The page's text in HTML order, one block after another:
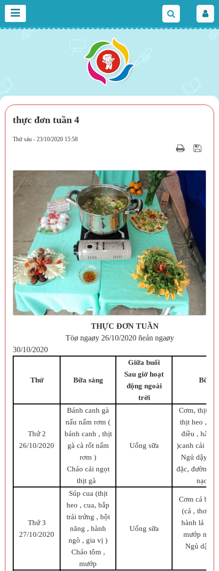
thực đơn tuần 4
Thứ sáu - 23/10/2020 15:58
THỰC ĐƠN TUẦN
Töø ngaøy 26/10/2020 ñeán ngaøy
30/10/2020
Thứ Bữa sáng
Giữa buổi
Sau giờ hoạt
động ngoài
trời
Bữa
Thứ 2
26/10/2020
Bánh canh gà
nấu nấm rơm (
bánh canh , thịt
gà cà rốt nấm
rơm )
Cháo cải ngọt
thịt gà
Uống sữa
Cơm, thịt
thịt heo ,
điều , hành
)canh cải
Ngủ dậy:
đặc, đường,
nạo lá
Thứ 3
27/10/2020
Súp cua (thịt
heo , cua, bắp
trái trứng , bột
năng , hành
ngò , gia vị )
Cháo tôm ,
mướp
Uống sữa
Cơm cá ba
(cá , thơm ,
hành lá ,
mướp nấm
Ngủ dậy: